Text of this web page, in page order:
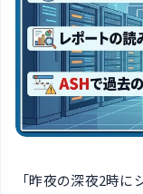
「昨夜の深夜2時